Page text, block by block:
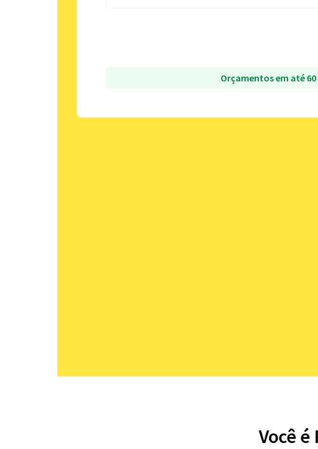
Orçamentos em até
Você